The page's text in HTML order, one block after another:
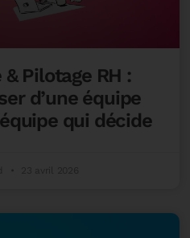
Pilotage RH :
d’une équipe
qui décide